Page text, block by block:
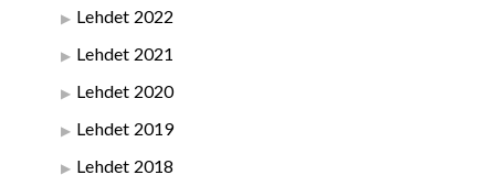
Lehdet 2022
Lehdet 2021
Lehdet 2020
Lehdet 2019
Lehdet 2018